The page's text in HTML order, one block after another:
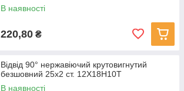
В наявності
220,80 ₴
Відвід 90° нержавіючий крутовигнутий
безшовний 25x2 ст. 12Х18Н10Т
В наявності